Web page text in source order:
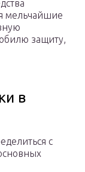
мельчайшие
защиту,
в
с